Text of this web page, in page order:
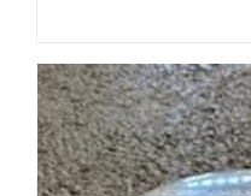
Das könnte dir auch